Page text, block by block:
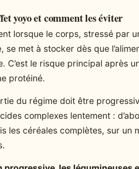
yoyo et comment les éviter
lorsque le corps, stressé par
se met à stocker dès que
C’est le risque principal après
protéiné.
du régime doit être
complexes lentement :
les céréales complètes, sur un